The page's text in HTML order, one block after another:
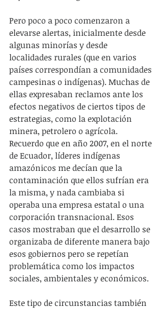
Pero poco a poco comenzaron a
elevarse alertas, inicialmente desde
algunas minorías y desde
localidades rurales (que en varios
países correspondían a comunidades
campesinas o indígenas). Muchas de
ellas expresaban reclamos ante los
efectos negativos de ciertos tipos de
estrategias, como la explotación
minera, petrolero o agrícola.
Recuerdo que en año 2007, en el norte
de Ecuador, líderes indígenas
amazónicos me decían que la
contaminación que ellos sufrían era
la misma, y nada cambiaba si
operaba una empresa estatal o una
corporación transnacional. Esos
casos mostraban que el desarrollo se
organizaba de diferente manera bajo
esos gobiernos pero se repetían
problemática como los impactos
sociales, ambientales y económicos.
Este tipo de circunstancias también